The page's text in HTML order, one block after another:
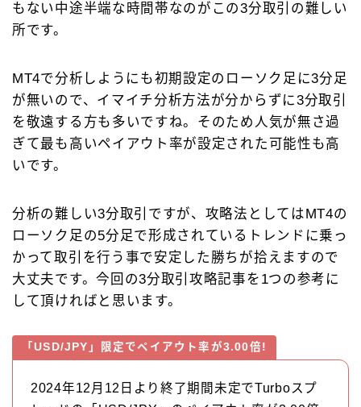
もない中途半端な時間帯なのがこの3分取引の難しい
所です。
MT4で分析しようにも初期設定のローソク足に3分足
が無いので、イマイチ分析方法が分からずに3分取引
を敬遠する方も多いですね。そのため人気が無さ過
ぎて最も高いペイアウト率が設定された可能性も高
いです。
分析の難しい3分取引ですが、攻略法としてはMT4の
ローソク足の5分足で形成されているトレンドに乗っ
かって取引を行う事で安定した勝ちが拾えますので
大丈夫です。今回の3分取引攻略記事を1つの参考に
して頂ければと思います。
「USD/JPY」限定でペイアウト率が3.00倍!
2024年12月12日より終了期間未定でTurboスプ